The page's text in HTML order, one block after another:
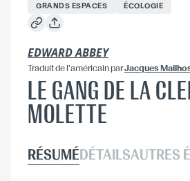
GRANDS ESPACES
ÉCOLOGIE
EDWARD ABBEY
Traduitde l'américainparJacques
LE GANG DE LA
MOLETTE
RÉSUMÉDÉTAILSAUTRES